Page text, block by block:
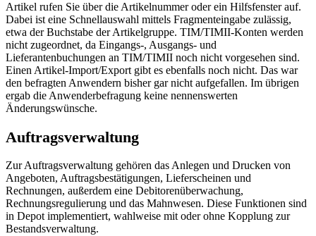
Artikel rufen Sie über die Artikelnummer oder ein Hilfsfenster auf.
Dabei ist eine Schnellauswahl mittels Fragmenteingabe zulässig,
etwa der Buchstabe der Artikelgruppe. TIM/TIMII-Konten werden
nicht zugeordnet, da Eingangs-, Ausgangs- und
Lieferantenbuchungen an TIM/TIMII noch nicht vorgesehen sind.
Einen Artikel-Import/Export gibt es ebenfalls noch nicht. Das war
den befragten Anwendern bisher gar nicht aufgefallen. Im übrigen
ergab die Anwenderbefragung keine nennenswerten
Änderungswünsche.
Auftragsverwaltung
Zur Auftragsverwaltung gehören das Anlegen und Drucken von
Angeboten, Auftragsbestätigungen, Lieferscheinen und
Rechnungen, außerdem eine Debitorenüberwachung,
Rechnungsregulierung und das Mahnwesen. Diese Funktionen sind
in Depot implementiert, wahlweise mit oder ohne Kopplung zur
Bestandsverwaltung.